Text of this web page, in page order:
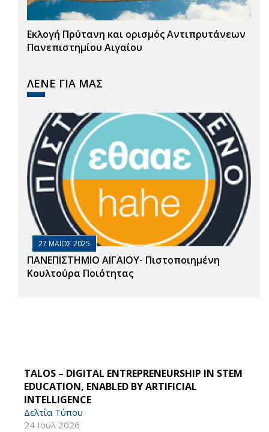
Εκλογή Πρύτανη και ορισμός Αντιπρυτάνεων
Πανεπιστημίου Αιγαίου
ΛΕΝΕ ΓΙΑ ΜΑΣ
27 ΜΑΙΟΣ 2025
ΠΑΝΕΠΙΣΤΗΜΙΟ ΑΙΓΑΙΟΥ- Πιστοποιημένη
Κουλτούρα Ποιότητας
TALOS – DIGITAL ENTREPRENEURSHIP IN STEM
EDUCATION, ENABLED BY ARTIFICIAL
INTELLIGENCE
Δελτία Τύπου
24 Ιουλ 2026